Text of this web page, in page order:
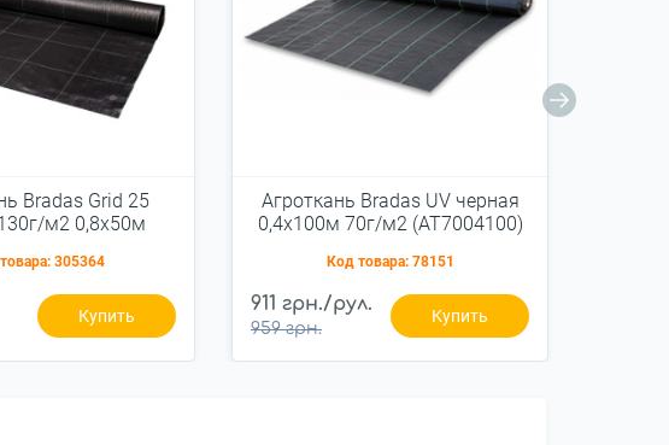
Bradas Grid 25
м2 0,8x50м
305364
Купить
Агроткань Bradas UV черная
0,4х100м 70г/м2 (AT7004100)
Код товара: 78151
911 грн./рул.
959 грн.
Купить